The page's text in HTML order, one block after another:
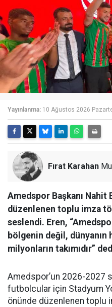
Yayınlanma: 10 Ağustos 2026
Fırat Karahan
Amedspor Başkanı
düzenlenen toplu imza
seslendi. Eren,
bölgenin değil, dünyanın
milyonların takımıdır”
Amedspor’un 2026-2027
futbolcular için Stadyum
önünde düzenlenen toplu